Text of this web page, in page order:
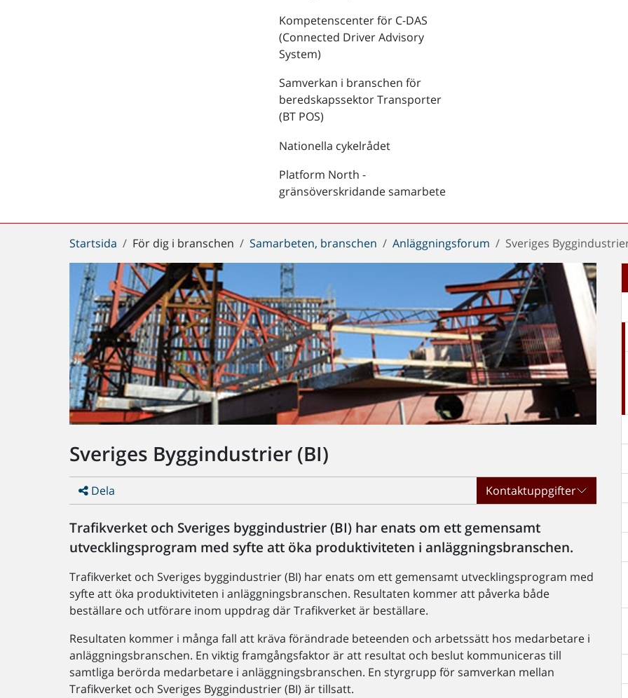
Kompetenscenter för C-DAS
(Connected Driver Advisory
System)
Samverkan i branschen för
beredskapssektor Transporter
(BT POS)
Nationella cykelrådet
Platform North -
gränsöverskridande samarbete
Du
är
här:
Startsida För dig i branschen Samarbeten, branschen Anläggningsforum Sveriges
Sveriges Byggindustrier (BI)
Dela Kontaktuppgifter
Trafikverket och Sveriges byggindustrier (BI) har enats om ett gemensamt
utvecklingsprogram med syfte att öka produktiviteten i anläggningsbranschen.
Trafikverket och Sveriges byggindustrier (BI) har enats om ett gemensamt utvecklingsprogram med
syfte att öka produktiviteten i anläggningsbranschen. Resultaten kommer att påverka både
beställare och utförare inom uppdrag där Trafikverket är beställare.
Resultaten kommer i många fall att kräva förändrade beteenden och arbetssätt hos medarbetare i
anläggningsbranschen. En viktig framgångsfaktor är att resultat och beslut kommuniceras till
samtliga berörda medarbetare i anläggningsbranschen. En styrgrupp för samverkan mellan
Trafikverket och Sveriges Byggindustrier (BI) är tillsatt.